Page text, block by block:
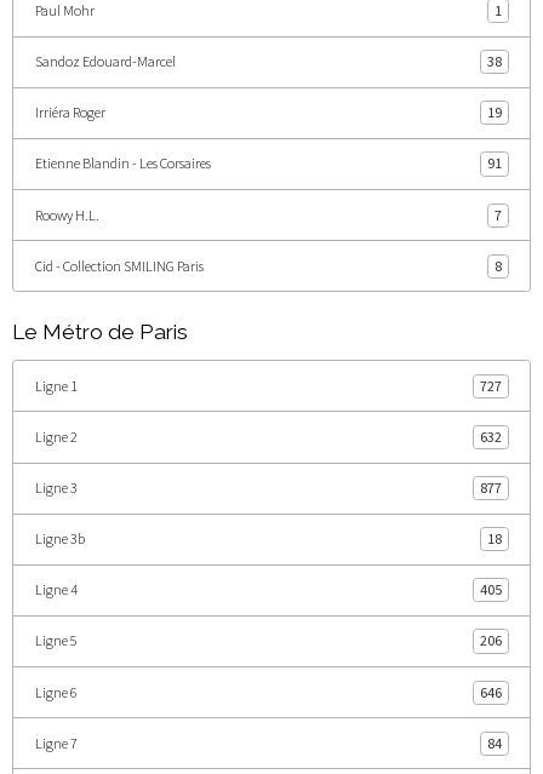
Paul Mohr 1
Sandoz Edouard-Marcel 38
Irriéra Roger 19
Etienne Blandin - Les Corsaires 91
Roowy H.L. 7
Cid - Collection SMILING Paris 8
Le Métro de Paris
Ligne 1 727
Ligne 2 632
Ligne 3 877
Ligne 3b 18
Ligne 4 405
Ligne 5 206
Ligne 6 646
Ligne 7 84